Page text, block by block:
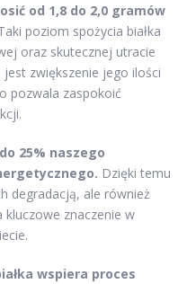
od 1,8 do 2,0 gramów
poziom spożycia białka
oraz skutecznej utracie
zwiększenie jego ilości
pozwala zaspokoić
25% naszego
Dzięki temu
degradacją, ale również
kluczowe znaczenie w
wspiera proces